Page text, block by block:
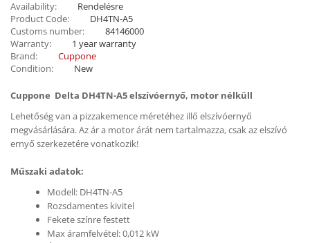
Availability:
Rendelésre
Product Code:
DH4TN-A5
Customs number:
84146000
Warranty:
1 year warranty
Brand:
Cuppone
Condition:
New
Cuppone Delta DH4TN-A5 elszívóernyő, motor nélküll
Lehetőség van a pizzakemence méretéhez illő elszívóernyő
megvásárlására. Az ár a motor árát nem tartalmazza, csak az elszívó
ernyő szerkezetére vonatkozik!
Műszaki adatok:
Modell: DH4TN-A5
Rozsdamentes kivitel
Fekete színre festett
Max áramfelvétel: 0,012 kW